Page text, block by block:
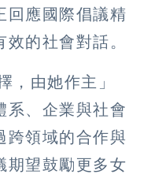
回應國際倡議精
的社會對話。
，由她作主」
系、企業與社會
跨領域的合作與
期望鼓勵更多女